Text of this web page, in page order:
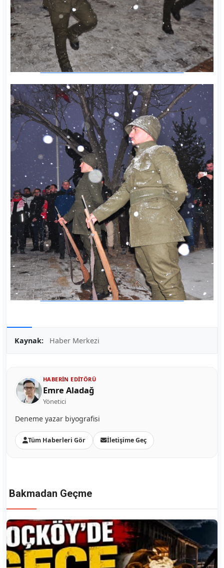
Kaynak: Haber Merkezi
HABERIN EDITÖRÜ
Emre Aladağ
Yönetici
Deneme yazar biyografisi
Tüm Haberleri Gör İletişime Geç
Bakmadan Geçme